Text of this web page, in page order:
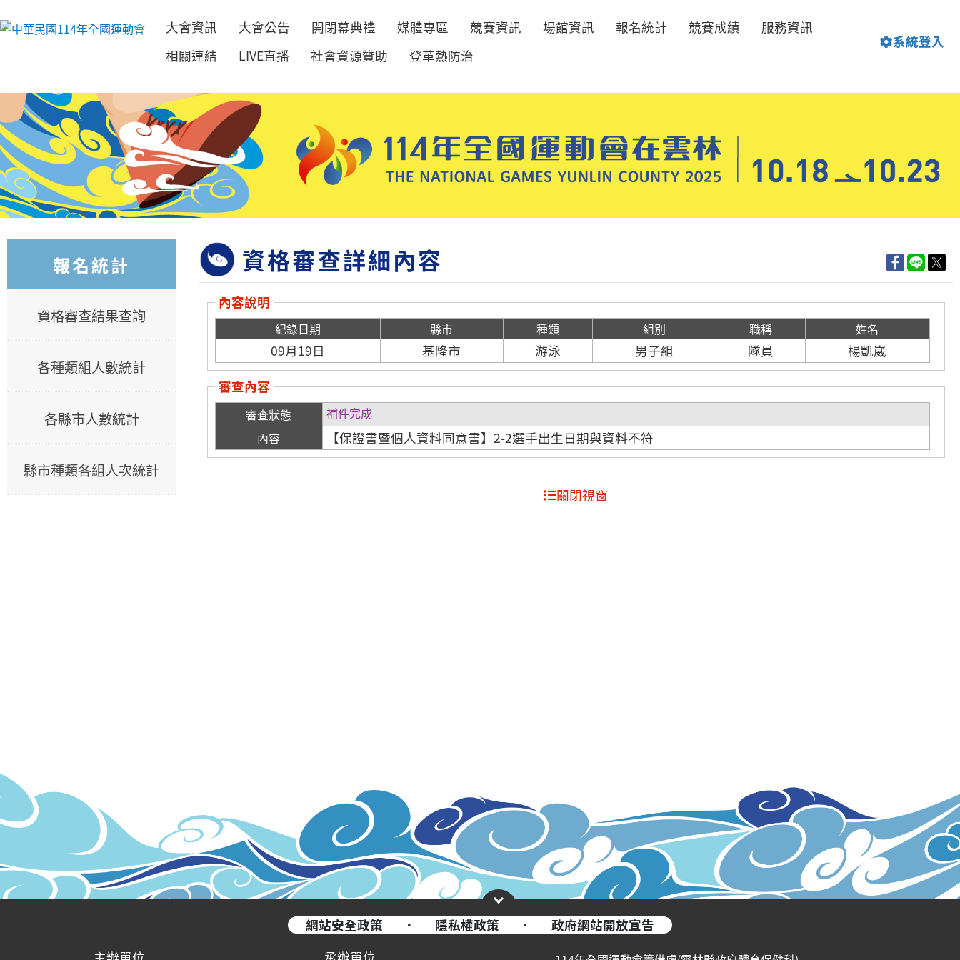
跳到主要內容
大會資訊 大會公告 開閉幕典禮 媒體專區 競賽資訊 場館資訊 報名統計 競賽成績
服務資訊
相關連結
LIVE直播 社會資源贊助 登革熱防治
系統登入
報名統計
資格審查結果查詢
各種類組人數統計
各縣市人數統計
縣市種類各組人次統計
資格審查詳細內容
內容說明
紀錄日期 縣市 種類 組別 職稱 姓名
09月19日 基隆市 游泳 男子組 隊員
楊凱崴
審查內容
審查狀態
補件完成
內容
【保證書暨個人資料同意書】2-2選手出生日期與資料不符
關閉視窗
網站安全政策 · 隱私權政策 ·
政府網站開放宣告